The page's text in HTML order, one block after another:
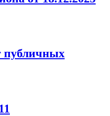
публичных